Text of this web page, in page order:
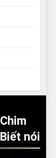
Chim
Biết nói